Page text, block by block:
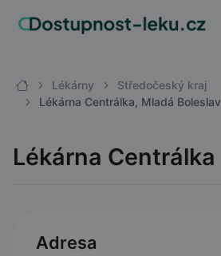
Lékárny
Středočeský kraj
Lékárna Centrálka, Mladá Boleslav
Lékárna Centrálka
Adresa